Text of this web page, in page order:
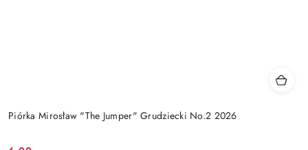
Piórka Mirosław "The Jumper" Grudziecki No.2 2026